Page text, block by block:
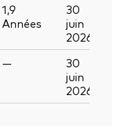
1,9
Années
30
juin
2026
—
30
juin
2026